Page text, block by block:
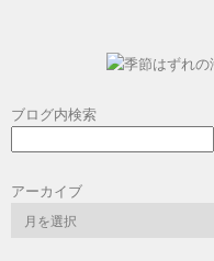
ブログ内検索
アーカイブ